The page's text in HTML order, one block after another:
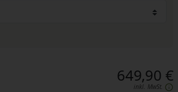
649,90 €
inkl. MwSt.